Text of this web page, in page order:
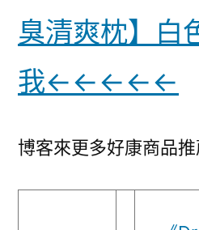
臭清爽枕】白
我←←←←←
博客來更多好康商品推